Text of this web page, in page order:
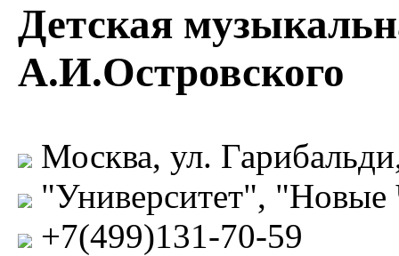
Детская
А.И.Островского
Москва, ул.
"Университет",
+7(499)131-70-59